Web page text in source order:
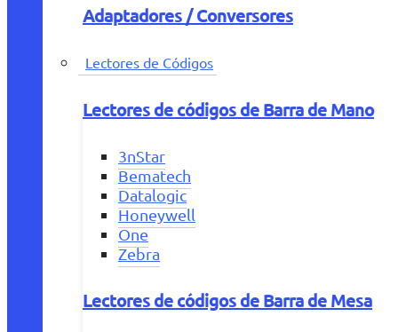
Adaptadores / Conversores
Lectores de Códigos
Lectores de códigos de Barra de Mano
3nStar
Bematech
Datalogic
Honeywell
One
Zebra
Lectores de códigos de Barra de Mesa